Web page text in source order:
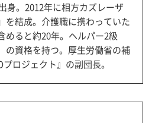
身。2012年に相方カズレーザ
を結成。介護職に携わっていた
めると約20年。ヘルパー2級
の資格を持つ。厚生労働省の補
ロジェクト』の副団長。